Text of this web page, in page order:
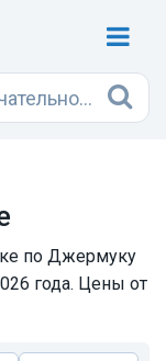
по Джермуку
года. Цены от